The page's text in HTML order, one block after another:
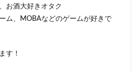
お酒大好きオタク
ム、MOBAなどのゲームが好きで
す！